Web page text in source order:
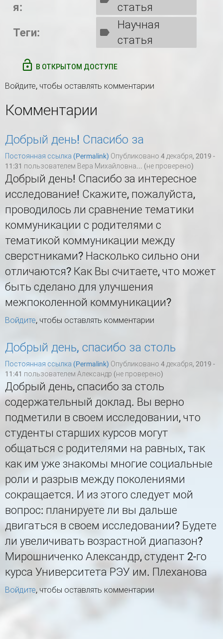
я:
статья
Теги:
Научная
статья
В ОТКРЫТОМ ДОСТУПЕ
Войдите, чтобы оставлять комментарии
Комментарии
Добрый день! Спасибо за
Постоянная ссылка (Permalink) Опубликовано 4 декабря, 2019 -
11:31 пользователем Вера Михайловна... (не проверено)
Добрый день! Спасибо за интересное
исследование! Скажите, пожалуйста,
проводилось ли сравнение тематики
коммуникации с родителями с
тематикой коммуникации между
сверстниками? Насколько сильно они
отличаются? Как Вы считаете, что может
быть сделано для улучшения
межпоколенной коммуникации?
Войдите, чтобы оставлять комментарии
Добрый день, спасибо за столь
Постоянная ссылка (Permalink) Опубликовано 4 декабря, 2019 -
11:41 пользователем Александр (не проверено)
Добрый день, спасибо за столь
содержательный доклад. Вы верно
подметили в своем исследовании, что
студенты старших курсов могут
общаться с родителями на равных, так
как им уже знакомы многие социальные
роли и разрыв между поколениями
сокращается. И из этого следует мой
вопрос: планируете ли вы дальше
двигаться в своем исследовании? Будете
ли увеличивать возрастной диапазон?
Мирошниченко Александр, студент 2-го
курса Университета РЭУ им. Плеханова
Войдите, чтобы оставлять комментарии